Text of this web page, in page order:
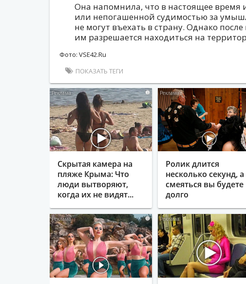
Она напомнила, что в настоящее время
или непогашенной судимостью за
не могут въехать в страну. Однако
им разрешается находиться на
Фото: VSE42.Ru
ПОКАЗАТЬ ТЕГИ
i
Скрытая камера на
пляже Крыма: Что
люди вытворяют,
когда их не видят...
Ролик длится
несколько секунд, а
смеяться вы будете
долго
i